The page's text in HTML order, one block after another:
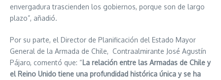
envergadura trascienden los gobiernos, porque son de largo
plazo”, añadió.
Por su parte, el Director de Planificación del Estado Mayor
General de la Armada de Chile, Contraalmirante José Agustín
Pájaro, comentó que: “La relación entre las Armadas de Chile y
el Reino Unido tiene una profundidad histórica única y se ha